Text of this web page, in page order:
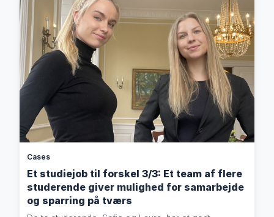
Cases
Et studiejob til forskel 3/3: Et team af flere
studerende giver mulighed for samarbejde
og sparring på tværs